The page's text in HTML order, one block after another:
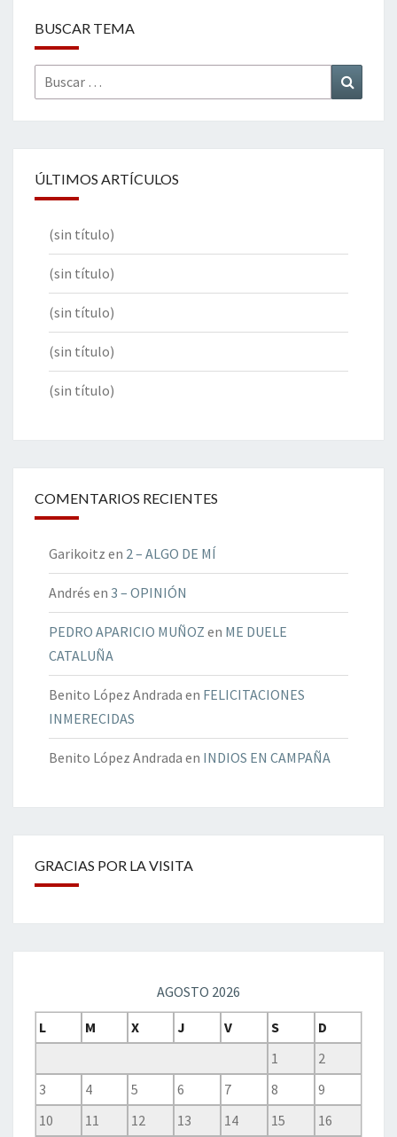
BUSCAR TEMA
Buscar
por:
ÚLTIMOS ARTÍCULOS
(sin título)
(sin título)
(sin título)
(sin título)
(sin título)
COMENTARIOS RECIENTES
Garikoitz en 2 – ALGO DE MÍ
Andrés en 3 – OPINIÓN
PEDRO APARICIO MUÑOZ en ME DUELE
CATALUÑA
Benito López Andrada en FELICITACIONES
INMERECIDAS
Benito López Andrada en INDIOS EN CAMPAÑA
GRACIAS POR LA VISITA
AGOSTO 2026
L
M X J V S
D
1
2
3
4 5 6 7 8
9
10
11 12 13 14 15
16